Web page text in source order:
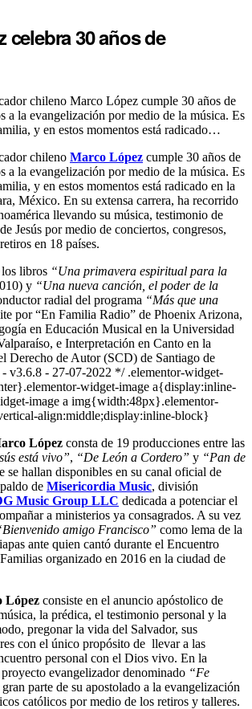
celebra 30 años de
chileno Marco López cumple 30 años de
a la evangelización por medio de la música. Es
y en estos momentos está radicado…
chileno Marco López cumple 30 años de
a la evangelización por medio de la música. Es
y en estos momentos está radicado en la
México. En su extensa carrera, ha recorrido
llevando su música, testimonio de
Jesús por medio de conciertos, congresos,
en 18 países.
los libros “Una primavera espiritual para la
y “Una nueva canción, el poder de la
radial del programa “Más que una
por “En Familia Radio” de Phoenix Arizona,
en Educación Musical en la Universidad
e Interpretación en Canto en la
Derecho de Autor (SCD) de Santiago de
v3.6.8 - 27-07-2022 */.elementor-widget-
widget-image a{display:inline-
image a img{width:48px}.elementor-
align:middle;display:inline-block}
López consta de 19 producciones entre las
está vivo”, “De León a Cordero” y “Pan de
se hallan disponibles en su canal oficial de
de Misericordia Music, división
Music Group LLC dedicada a potenciar el
a ministerios ya consagrados. A su vez
amigo Francisco” como lema de la
ante quien cantó durante el Encuentro
organizado en 2016 en la ciudad de
López consiste en el anuncio apóstolico de
la prédica, el testimonio personal y la
pregonar la vida del Salvador, sus
con el único propósito de llevar a las
personal con el Dios vivo. En la
evangelizador denominado “Fe
parte de su apostolado a la evangelización
católicos por medio de los retiros y talleres.